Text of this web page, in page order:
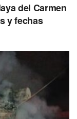
del Carmen
y fechas